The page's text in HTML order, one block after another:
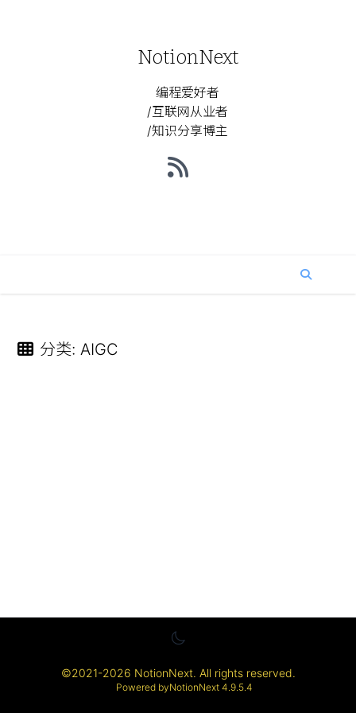
NotionNext
编程爱好者
/互联网从业者
/知识分享博主
分类:AIGC
©2021-2026 NotionNext. All rights reserved.
Powered byNotionNext 4.9.5.4